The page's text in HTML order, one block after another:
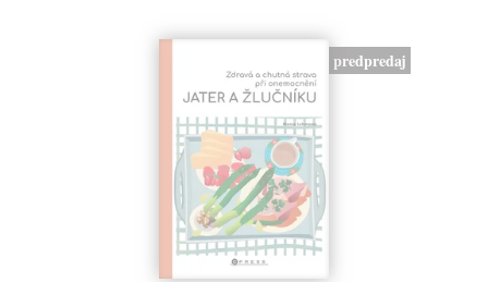
predpredaj